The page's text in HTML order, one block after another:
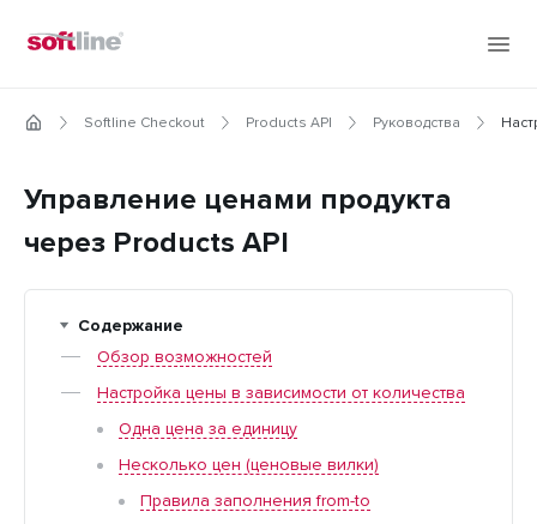
Softline Checkout Products API Руководства
Управление ценами продукта
через Products API
Содержание
Обзор возможностей
Настройка цены в зависимости от количества
Одна цена за единицу
Несколько цен (ценовые вилки)
Правила заполнения from-to